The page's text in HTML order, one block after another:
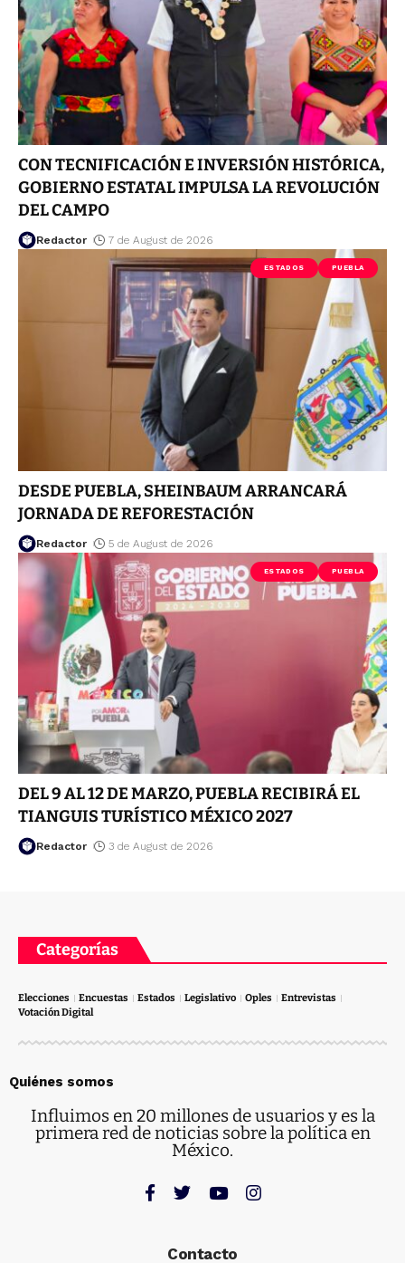
CON TECNIFICACIÓN E INVERSIÓN HISTÓRICA,
GOBIERNO ESTATAL IMPULSA LA REVOLUCIÓN
DEL CAMPO
Redactor 7 de August de 2026
ESTADOS PUEBLA
DESDE PUEBLA, SHEINBAUM ARRANCARÁ
JORNADA DE REFORESTACIÓN
Redactor 5 de August de 2026
ESTADOS PUEBLA
DEL 9 AL 12 DE MARZO, PUEBLA RECIBIRÁ EL
TIANGUIS TURÍSTICO MÉXICO 2027
Redactor 3 de August de 2026
Categorías
Elecciones Encuestas Estados Legislativo Oples
Entrevistas
Votación Digital
Quiénes somos
Influimos en 20 millones de usuarios y es la
primera red de noticias sobre la política en
México.
Contacto